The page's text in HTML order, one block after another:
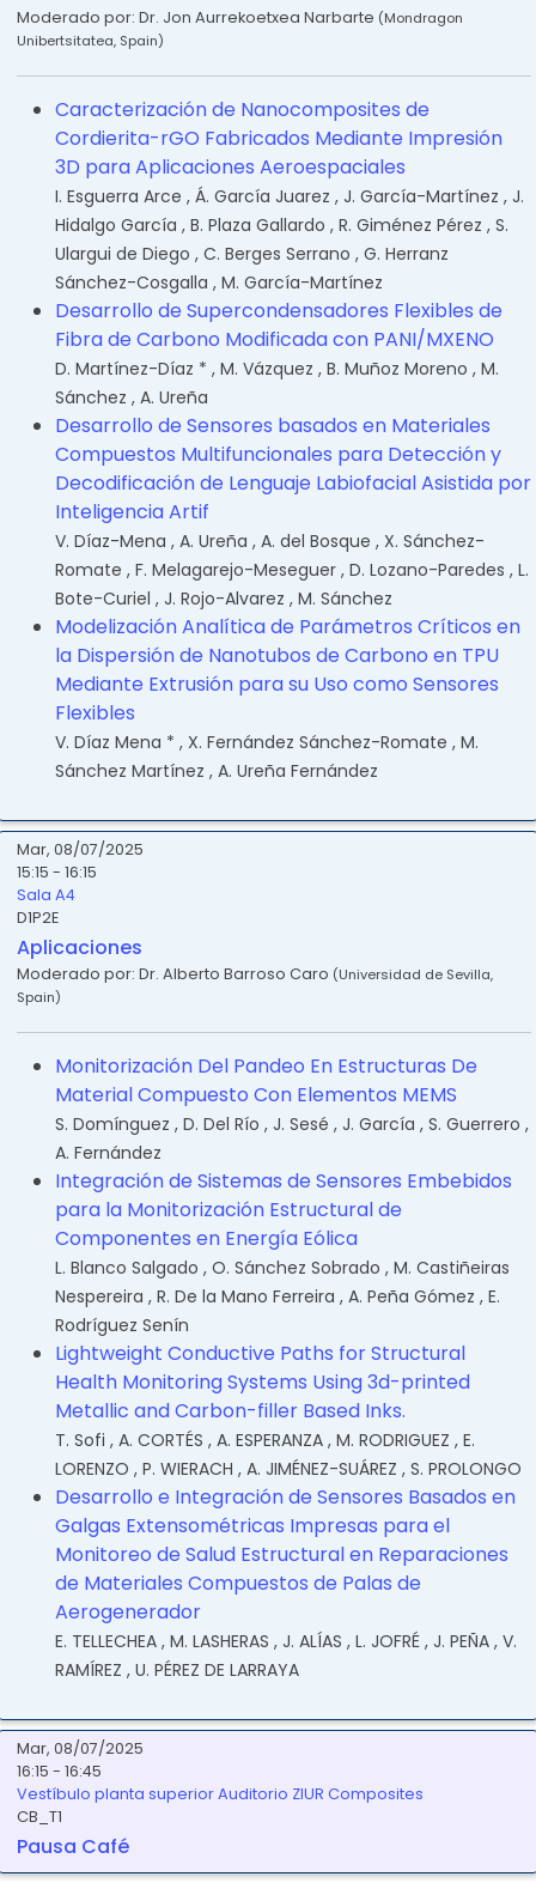
Moderado por: Dr. Jon Aurrekoetxea Narbarte (Mondragon
Unibertsitatea, Spain)
Caracterización de Nanocomposites de
Cordierita-rGO Fabricados Mediante Impresión
3D para Aplicaciones Aeroespaciales
I. Esguerra Arce , Á. García Juarez , J. García-Martínez , J.
Hidalgo García , B. Plaza Gallardo , R. Giménez Pérez , S.
Ulargui de Diego , C. Berges Serrano , G. Herranz
Sánchez-Cosgalla , M. García-Martínez
Desarrollo de Supercondensadores Flexibles de
Fibra de Carbono Modificada con PANI/MXENO
D. Martínez-Díaz * , M. Vázquez , B. Muñoz Moreno , M.
Sánchez , A. Ureña
Desarrollo de Sensores basados en Materiales
Compuestos Multifuncionales para Detección y
Decodificación de Lenguaje Labiofacial Asistida por
Inteligencia Artif
V. Díaz-Mena , A. Ureña , A. del Bosque , X. Sánchez-
Romate , F. Melagarejo-Meseguer , D. Lozano-Paredes , L.
Bote-Curiel , J. Rojo-Alvarez , M. Sánchez
Modelización Analítica de Parámetros Críticos en
la Dispersión de Nanotubos de Carbono en TPU
Mediante Extrusión para su Uso como Sensores
Flexibles
V. Díaz Mena * , X. Fernández Sánchez-Romate , M.
Sánchez Martínez , A. Ureña Fernández
Mar, 08/07/2025
15:15 - 16:15
Sala A4
D1P2E
Aplicaciones
Moderado por: Dr. Alberto Barroso Caro (Universidad de Sevilla,
Spain)
Monitorización Del Pandeo En Estructuras De
Material Compuesto Con Elementos MEMS
S. Domínguez , D. Del Río , J. Sesé , J. García , S. Guerrero ,
A. Fernández
Integración de Sistemas de Sensores Embebidos
para la Monitorización Estructural de
Componentes en Energía Eólica
L. Blanco Salgado , O. Sánchez Sobrado , M. Castiñeiras
Nespereira , R. De la Mano Ferreira , A. Peña Gómez , E.
Rodríguez Senín
Lightweight Conductive Paths for Structural
Health Monitoring Systems Using 3d-printed
Metallic and Carbon-filler Based Inks.
T. Sofi , A. CORTÉS , A. ESPERANZA , M. RODRIGUEZ , E.
LORENZO , P. WIERACH , A. JIMÉNEZ-SUÁREZ , S. PROLONGO
Desarrollo e Integración de Sensores Basados en
Galgas Extensométricas Impresas para el
Monitoreo de Salud Estructural en Reparaciones
de Materiales Compuestos de Palas de
Aerogenerador
E. TELLECHEA , M. LASHERAS , J. ALÍAS , L. JOFRÉ , J. PEÑA , V.
RAMÍREZ , U. PÉREZ DE LARRAYA
Mar, 08/07/2025
16:15 - 16:45
Vestíbulo planta superior Auditorio ZIUR Composites
CB_T1
Pausa Café